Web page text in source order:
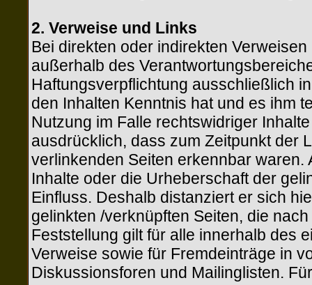
2. Verweise und Links
Bei direkten oder indirekten
außerhalb des
Haftungsverpflichtung ausschließlich
den Inhalten Kenntnis hat und es ihm
Nutzung im Falle rechtswidriger
ausdrücklich, dass zum Zeitpunkt der
verlinkenden Seiten erkennbar
Inhalte oder die Urheberschaft der
Einfluss. Deshalb distanziert er sich
gelinkten /verknüpften Seiten, die
Feststellung gilt für alle innerhalb des
Verweise sowie für Fremdeinträge in
Diskussionsforen und Mailinglisten.